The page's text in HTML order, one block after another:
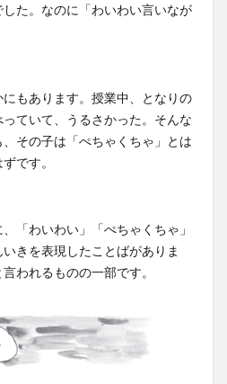
た。なのに「わいわい言いなが
もあります。授業中、となりの
ていて、うるさかった。そんな
その子は「ぺちゃくちゃ」とは
です。
「わいわい」「ぺちゃくちゃ」
きを表現したことばがありま
われるものの一部です。